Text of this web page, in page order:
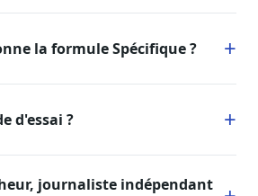
la formule Spécifique ?
d'essai ?
journaliste indépendant